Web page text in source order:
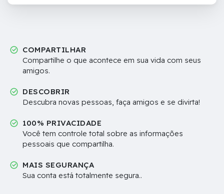
COMPARTILHAR
Compartilhe o que acontece em sua vida com seus
amigos.
DESCOBRIR
Descubra novas pessoas, faça amigos e se divirta!
100% PRIVACIDADE
Você tem controle total sobre as informações
pessoais que compartilha.
MAIS SEGURANÇA
Sua conta está totalmente segura..